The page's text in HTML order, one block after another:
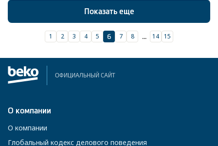
Показать еще
1 2 3 4 5 6 7 8 ... 14 15
ОФИЦИАЛЬНЫЙ САЙТ
О компании
О компании
Глобальный кодекс делового поведения